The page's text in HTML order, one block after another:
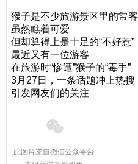
猴子是不少旅游景区里的常客
虽然瞧着可爱
但却算得上是十足的“不好惹”
最近又有一位游客
在旅游时“惨遭”猴子的“毒手”
3月27日，一条话题冲上热搜
引发网友们的关注